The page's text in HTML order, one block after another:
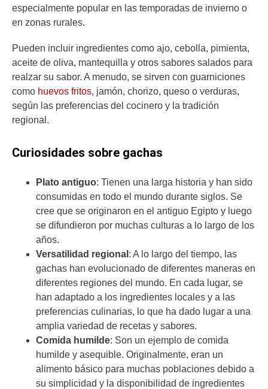
especialmente popular en las temporadas de invierno o
en zonas rurales.
Pueden incluir ingredientes como ajo, cebolla, pimienta,
aceite de oliva, mantequilla y otros sabores salados para
realzar su sabor. A menudo, se sirven con guarniciones
como huevos fritos, jamón, chorizo, queso o verduras,
según las preferencias del cocinero y la tradición
regional.
Curiosidades sobre gachas
Plato antiguo: Tienen una larga historia y han sido
consumidas en todo el mundo durante siglos. Se
cree que se originaron en el antiguo Egipto y luego
se difundieron por muchas culturas a lo largo de los
años.
Versatilidad regional : A lo largo del tiempo, las
gachas han evolucionado de diferentes maneras en
diferentes regiones del mundo. En cada lugar, se
han adaptado a los ingredientes locales y a las
preferencias culinarias, lo que ha dado lugar a una
amplia variedad de recetas y sabores.
Comida humilde: Son un ejemplo de comida
humilde y asequible. Originalmente, eran un
alimento básico para muchas poblaciones debido a
su simplicidad y la disponibilidad de ingredientes